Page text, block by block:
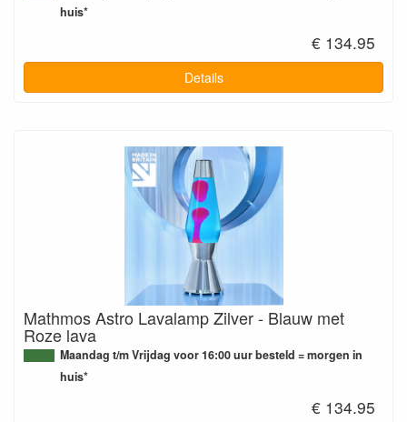
huis*
€ 134.95
Details
Mathmos Astro Lavalamp Zilver - Blauw met
Roze lava
Maandag t/m Vrijdag voor 16:00 uur besteld = morgen in
huis*
€ 134.95